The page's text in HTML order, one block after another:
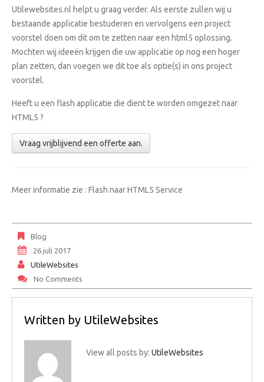
Utilewebsites.nl helpt u graag verder. Als eerste zullen wij u
bestaande applicatie bestuderen en vervolgens een project
voorstel doen om dit om te zetten naar een html5 oplossing.
Mochten wij ideeën krijgen die uw applicatie op nog een hoger
plan zetten, dan voegen we dit toe als optie(s) in ons project
voorstel.
Heeft u een flash applicatie die dient te worden omgezet naar
HTML5 ?
Vraag vrijblijvend een offerte aan.
Meer informatie zie : Flash naar HTML5 Service
Blog
26 juli 2017
UtileWebsites
No Comments
Written by UtileWebsites
View all posts by: UtileWebsites